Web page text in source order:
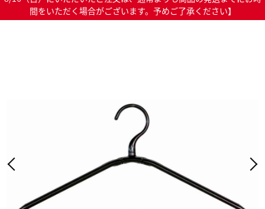
間をいただく場合がございます。予めご了承ください】